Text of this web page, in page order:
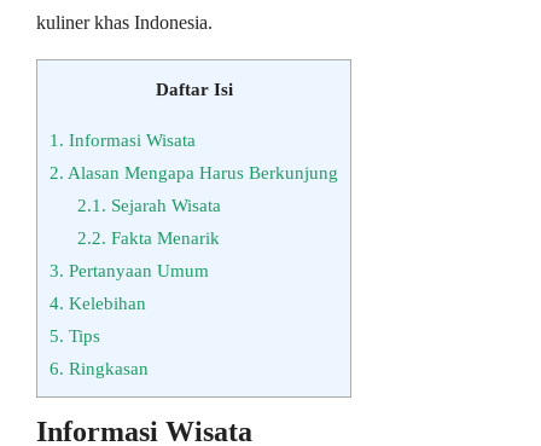
kuliner khas Indonesia.
Daftar Isi
1. Informasi Wisata
2. Alasan Mengapa Harus Berkunjung
2.1. Sejarah Wisata
2.2. Fakta Menarik
3. Pertanyaan Umum
4. Kelebihan
5. Tips
6. Ringkasan
Informasi Wisata